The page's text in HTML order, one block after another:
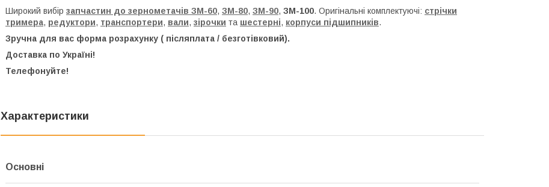
Широкий вибір запчастин до зернометачів ЗМ-60, ЗМ-80, ЗМ-90, ЗМ-100. Оригінальні комплектуючі: стрічки
тримера, редуктори, транспортери, вали, зірочки та шестерні, корпуси підшипників.
Зручна для вас форма розрахунку ( післяплата / безготівковий).
Доставка по Україні!
Телефонуйте!
Характеристики
Основні